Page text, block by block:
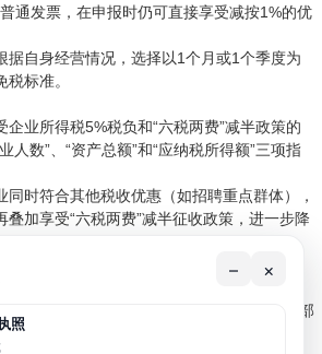
通发票，在申报时仍可直接享受减按1%的优
据自身经营情况，选择以1个月或1个季度为
税标准。
业所得税5%税负和“六税两费”减半政策的
人数”、“资产总额”和“应纳税所得额”三项指
时符合其他税收优惠（如招聘重点群体），
叠加享受“六税两费”减半征收政策，进一步降
实，发票、合同、资金流“三流一致”。
过个人微信、支付宝收取经营款项，务必全部
已实现大数据监控，资金异常将触发预警。
– ×
照